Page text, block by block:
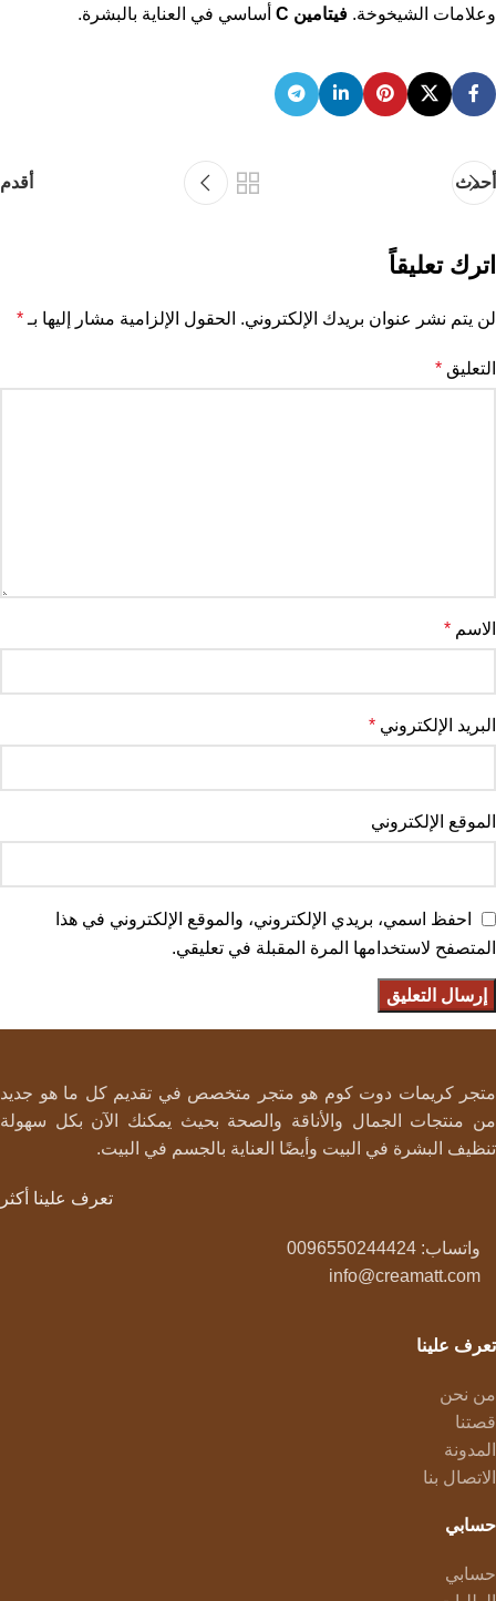
وعلامات الشيخوخة. فيتامين C أساسي في العناية بالبشرة.
أحدث أقدم
اترك تعليقاً
لن يتم نشر عنوان بريدك الإلكتروني. الحقول الإلزامية مشار إليها بـ *
التعليق *
الاسم *
البريد الإلكتروني *
الموقع الإلكتروني
احفظ اسمي، بريدي الإلكتروني، والموقع الإلكتروني في هذا
المتصفح لاستخدامها المرة المقبلة في تعليقي.
متجر كريمات دوت كوم هو متجر متخصص في تقديم كل ما هو جديد
من منتجات الجمال والأناقة والصحة بحيث يمكنك الآن بكل سهولة
تنظيف البشرة في البيت وأيضًا العناية بالجسم في البيت.
تعرف علينا أكثر
واتساب: 0096550244424
info@creamatt.com
تعرف علينا
من نحن
قصتنا
المدونة
الاتصال بنا
حسابي
حسابي